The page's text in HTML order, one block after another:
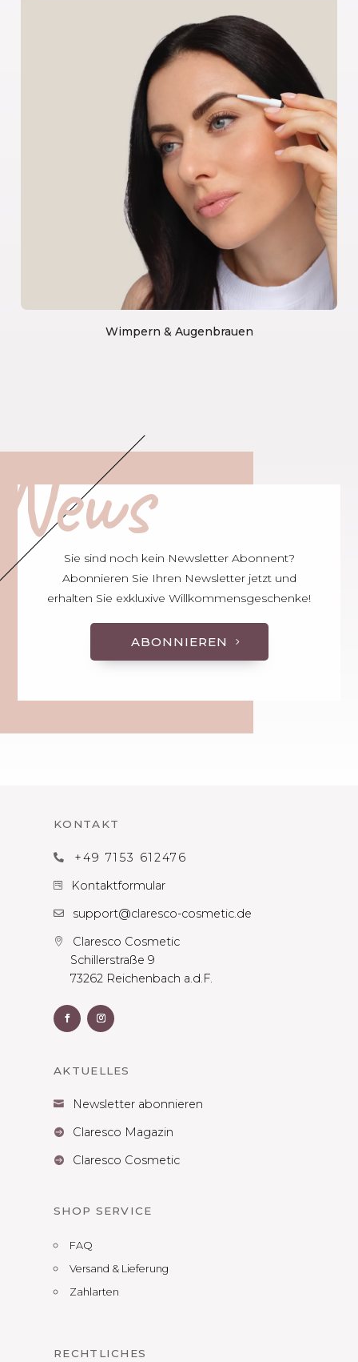
Wimpern & Augenbrauen
Sie sind noch kein Newsletter Abonnent?
Abonnieren Sie Ihren Newsletter jetzt und
erhalten Sie exkluxive Willkommensgeschenke!
ABONNIEREN
KONTAKT
 +49 7153 612476
 Kontaktformular
 support@claresco-cosmetic.de

Claresco Cosmetic
Schillerstraße 9
73262 Reichenbach a.d.F.
AKTUELLES
 Newsletter abonnieren
 Claresco Magazin
 Claresco Cosmetic
SHOP SERVICE
FAQ
Versand & Lieferung
Zahlarten
RECHTLICHES